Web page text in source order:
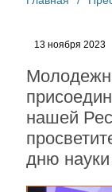
13 ноября 2023
нашей
дню